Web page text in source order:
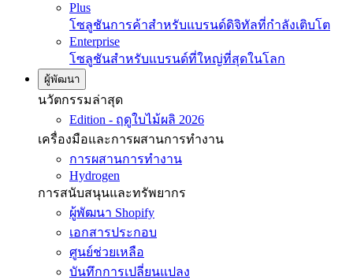
Plus
โซลูชันการค้าสำหรับแบรนด์ดิจิทัลที่กำลังเติบโต
Enterprise
โซลูชันสำหรับแบรนด์ที่ใหญ่ที่สุดในโลก
ผู้พัฒนา
นวัตกรรมล่าสุด
Edition - ฤดูใบไม้ผลิ 2026
เครื่องมือและการผสานการทำงาน
การผสานการทำงาน
Hydrogen
การสนับสนุนและทรัพยากร
ผู้พัฒนา Shopify
เอกสารประกอบ
ศูนย์ช่วยเหลือ
บันทึกการเปลี่ยนแปลง